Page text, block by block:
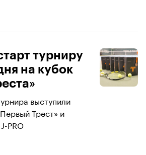
турниру
на кубок
выступили
Трест» и
PRO